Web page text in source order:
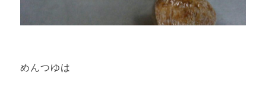
めんつゆは